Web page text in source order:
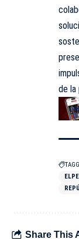
de la
Share This